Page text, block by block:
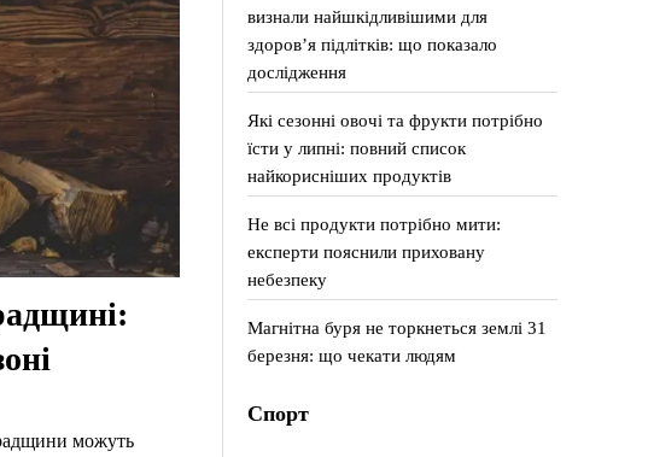
можуть
визнали найшкідливішими для
здоров’я підлітків: що показало
дослідження
Які сезонні овочі та фрукти потрібно
їсти у липні: повний список
найкорисніших продуктів
Не всі продукти потрібно мити:
експерти пояснили приховану
небезпеку
Магнітна буря не торкнеться землі 31
березня: що чекати людям
Спорт